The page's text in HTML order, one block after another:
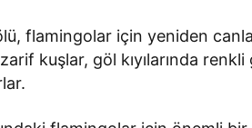
flamingolar için yeniden
kuşlar, göl kıyılarında